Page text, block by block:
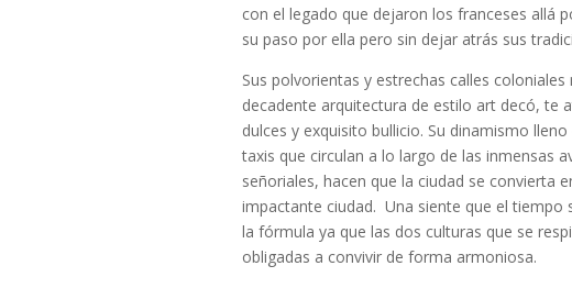
con el legado que dejaron los franceses allá
su paso por ella pero sin dejar atrás sus
Sus polvorientas y estrechas calles
decadente arquitectura de estilo art decó, te
dulces y exquisito bullicio. Su dinamismo
taxis que circulan a lo largo de las inmensas
señoriales, hacen que la ciudad se convierta
impactante ciudad. Una siente que el tiempo
la fórmula ya que las dos culturas que se
obligadas a convivir de forma armoniosa.